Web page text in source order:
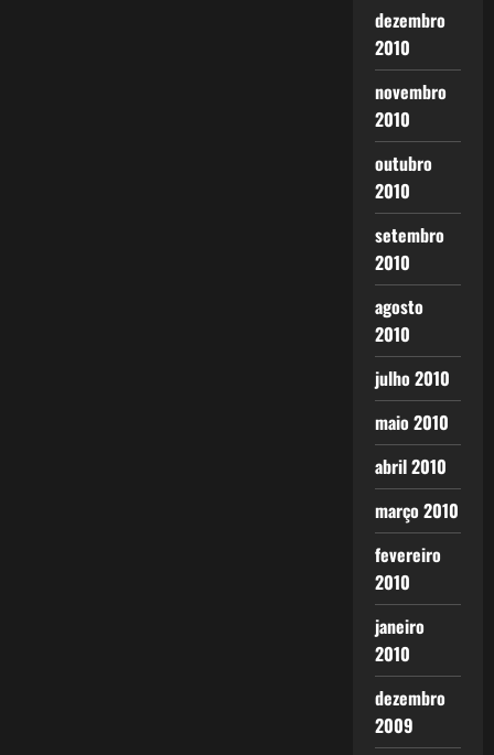
dezembro
2010
novembro
2010
outubro
2010
setembro
2010
agosto
2010
julho 2010
maio 2010
abril 2010
março 2010
fevereiro
2010
janeiro
2010
dezembro
2009